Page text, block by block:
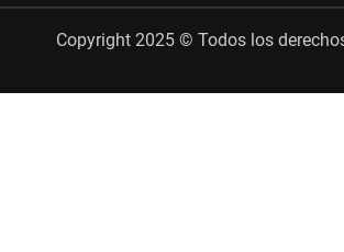
Copyright 2025 © Todos los